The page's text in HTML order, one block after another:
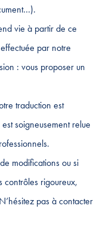
vie à partir de ce
par notre
: vous proposer un
traduction est
soigneusement relue
modifications ou si
contrôles rigoureux,
pas à contacter